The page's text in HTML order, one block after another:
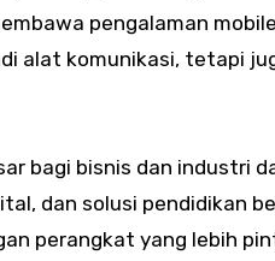
pengalaman
alat komunikasi, tetapi
bagi bisnis dan industri
dan solusi pendidikan
perangkat yang lebih